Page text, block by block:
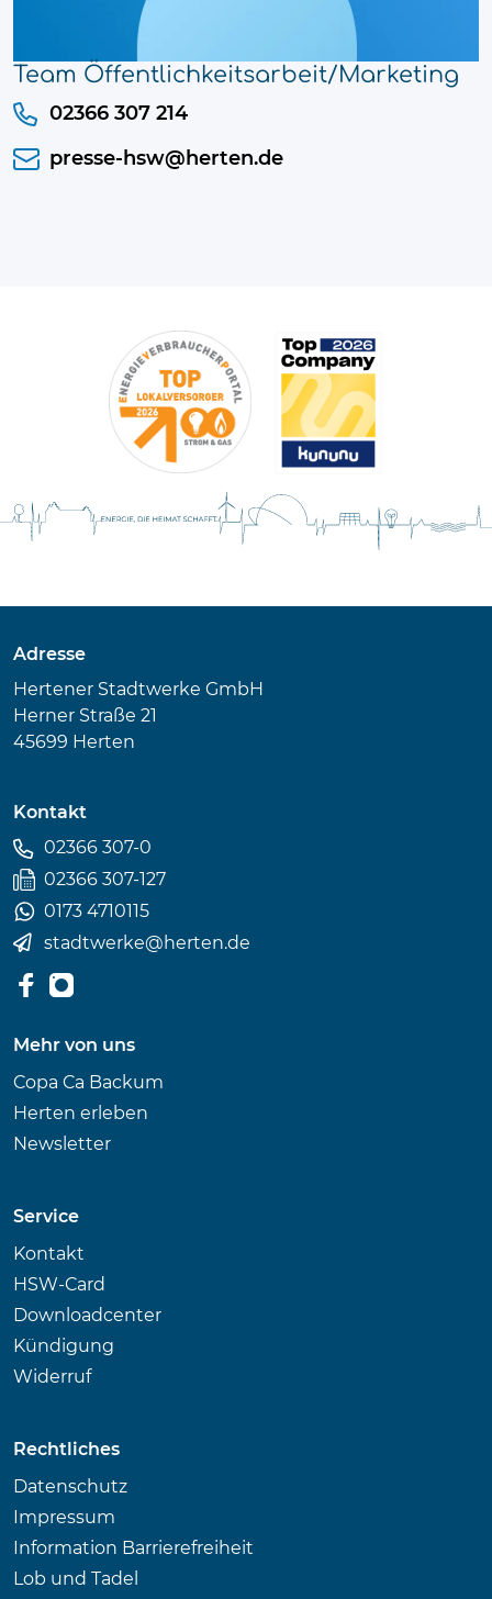
Team Öffentlichkeitsarbeit/Marketing
02366 307 214
presse-hsw@herten.de
Adresse
Hertener Stadtwerke GmbH
Herner Straße 21
45699 Herten
Kontakt
02366 307-0
02366 307-127
0173 4710115
stadtwerke@herten.de
Mehr von uns
Copa Ca Backum
Herten erleben
Newsletter
Service
Kontakt
HSW-Card
Downloadcenter
Kündigung
Widerruf
Rechtliches
Datenschutz
Impressum
Information Barrierefreiheit
Lob und Tadel